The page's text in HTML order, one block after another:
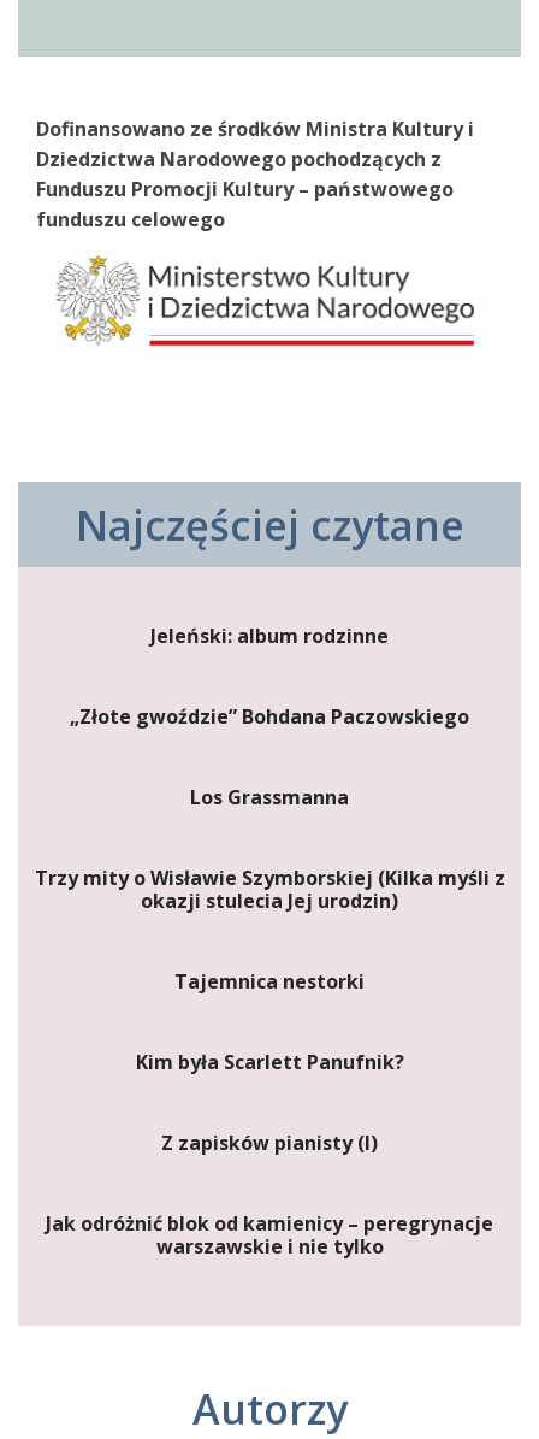
Dofinansowano ze środków Ministra Kultury i
Dziedzictwa Narodowego pochodzących z
Funduszu Promocji Kultury – państwowego
funduszu celowego
Najczęściej czytane
Jeleński: album rodzinne
„Złote gwoździe” Bohdana Paczowskiego
Los Grassmanna
Trzy mity o Wisławie Szymborskiej (Kilka myśli z
okazji stulecia Jej urodzin)
Tajemnica nestorki
Kim była Scarlett Panufnik?
Z zapisków pianisty (I)
Jak odróżnić blok od kamienicy – peregrynacje
warszawskie i nie tylko
Autorzy